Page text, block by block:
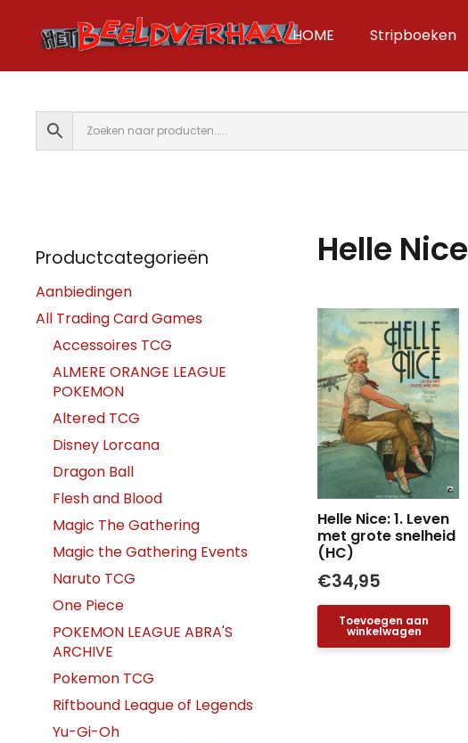
HOME Stripboeken
Helle Nice
Helle Nice: 1. Leven
met grote snelheid
(HC)
€34,95
Toevoegen aan
winkelwagen
Productcategorieën
Aanbiedingen
All Trading Card Games
Accessoires TCG
ALMERE ORANGE LEAGUE
POKEMON
Altered TCG
Disney Lorcana
Dragon Ball
Flesh and Blood
Magic The Gathering
Magic the Gathering Events
Naruto TCG
One Piece
POKEMON LEAGUE ABRA'S
ARCHIVE
Pokemon TCG
Riftbound League of Legends
Yu-Gi-Oh